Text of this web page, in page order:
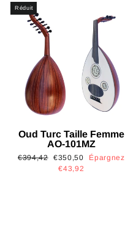
Réduit
Oud Turc Taille Femme
AO-101MZ
Prix
€394,42
Prix
réduit
€350,50
Épargnez
€43,92